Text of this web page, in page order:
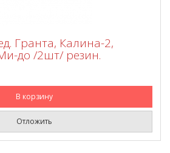
Гранта, Калина-2,
до /2шт/ резин.
В корзину
Отложить